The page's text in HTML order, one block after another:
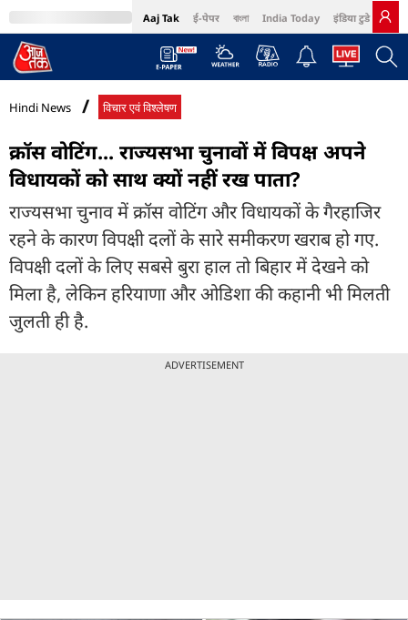
Aaj Tak ई-पेपर বাংলা India Today इंडिया टुडे हिंदी
MumbaiTak Cosmopolitan Harper's Bazaar Northeast
Hindi News विचार एवं विश्लेषण
क्रॉस वोटिंग... राज्यसभा चुनावों में व‍िपक्ष अपने
विधायकों को साथ क्यों नहीं रख पाता?
राज्यसभा चुनाव में क्रॉस वोटिंग और विधायकों के गैरहाजिर
रहने के कारण विपक्षी दलों के सारे समीकरण खराब हो गए.
विपक्षी दलों के लिए सबसे बुरा हाल तो बिहार में देखने को
मिला है, लेकिन हरियाणा और ओडिशा की कहानी भी मिलती
जुलती ही है.
ADVERTISEMENT